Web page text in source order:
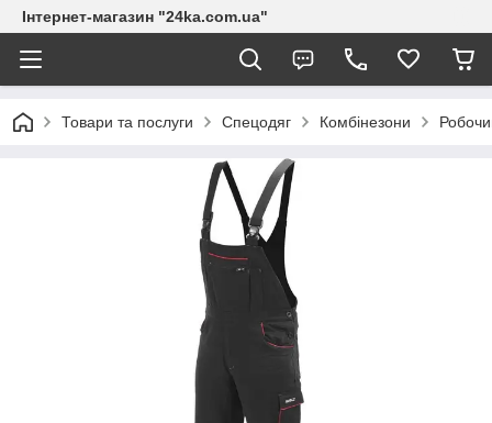
Інтернет-магазин "24ka.com.ua"
Товари та послуги Спецодяг Комбінезони